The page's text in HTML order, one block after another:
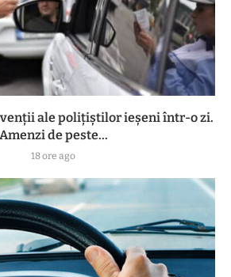
ale polițiștilor ieșeni într-o zi.
Amenzi de peste...
18 ore ago